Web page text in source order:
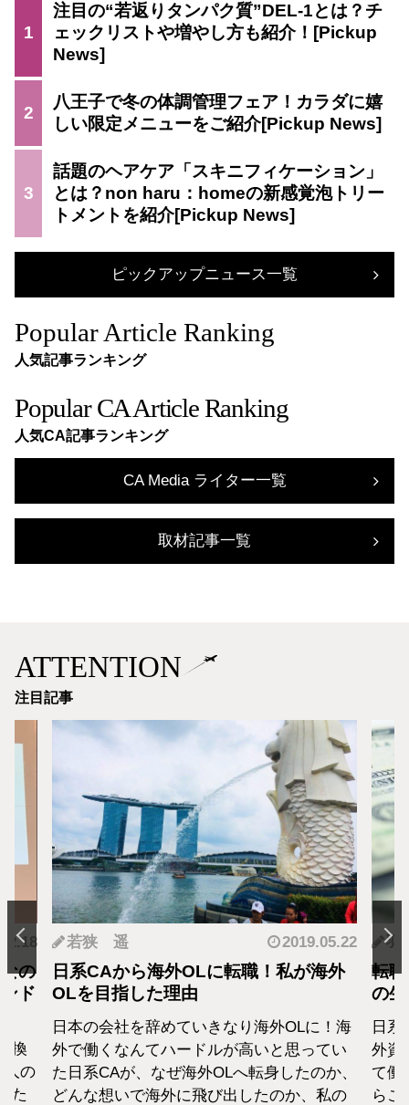
1
注目の“若返りタンパク質”DEL-1とは？チ
ェックリストや増やし方も紹介！
2
八王子で冬の体調管理フェア！カラダに嬉
しい限定メニューをご紹介
3
話題のヘアケア「スキニフィケーション」
とは？non haru：homeの新感覚泡トリー
トメントを紹介
ピックアップニュース一覧
Popular Article Ranking
人気記事ランキング
Popular CA Article Ranking
人気CA記事ランキング
CA Media ライター一覧
取材記事一覧
ATTENTION
注目記事
の
ド
換
人の
た
若狭 遥 2019.05.22
日系CAから海外OLに転職！私が海外
OLを目指した理由
日本の会社を辞めていきなり海外OLに！海
外で働くなんてハードルが高いと思ってい
た日系CAが、なぜ海外OLへ転身したのか、
どんな想いで海外に飛び出したのか、私の
羽
転
の
日
外資
て働
らこ